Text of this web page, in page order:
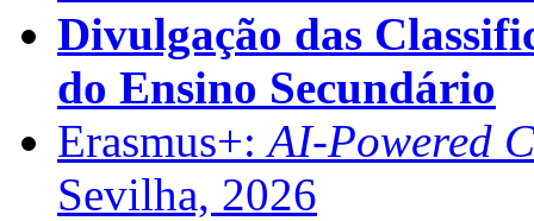
Divulgação das
do Ensino Secundário
Erasmus+: AI-Powered
Sevilha, 2026